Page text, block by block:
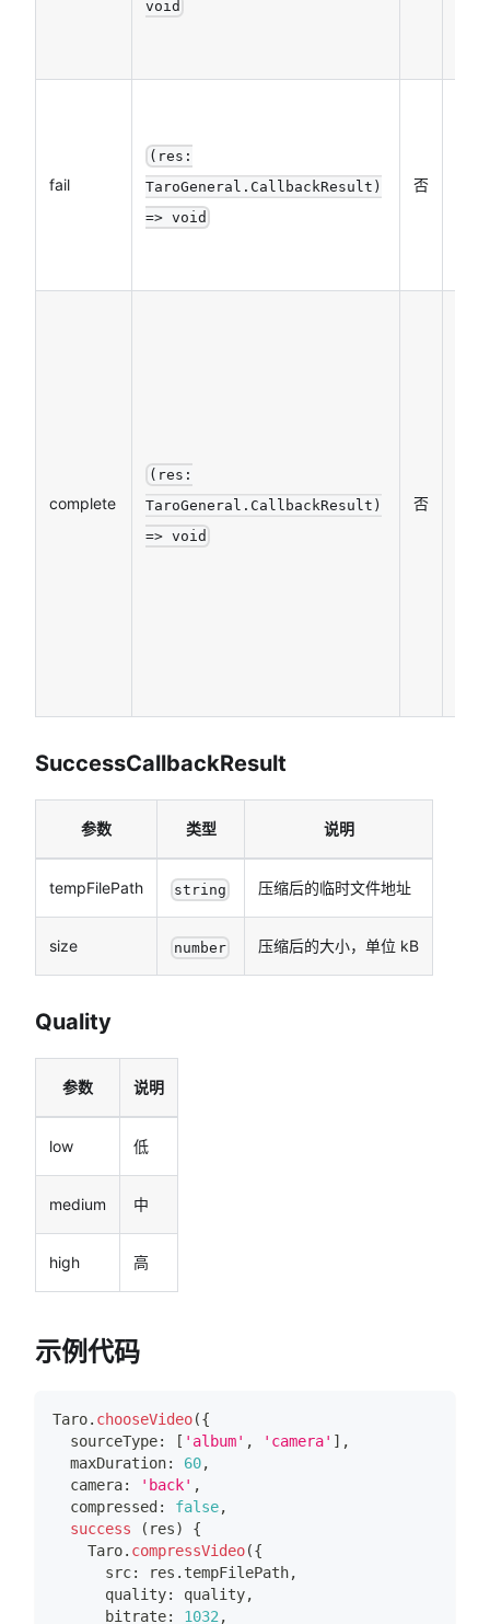
void
fail
(res:
TaroGeneral.CallbackResult)
=> void
否
complete
(res:
TaroGeneral.CallbackResult)
=> void
否
SuccessCallbackResult
参数 类型 说明
tempFilePath string 压缩后的临时文件地址
size number 压缩后的大小，单位 kB
Quality
参数 说明
low 低
medium 中
high 高
示例代码
Taro. chooseVideo({
  sourceType
: [ 'album' , 'camera' ] ,
  maxDuration
: 60,
  camera
: 'back' ,
  compressed
: false,
success
( res)
{
Taro. compressVideo({
      src
: res . tempFilePath,
      quality
: quality,
      bitrate
: 1032,